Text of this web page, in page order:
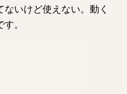
いけど使えない。動く
。